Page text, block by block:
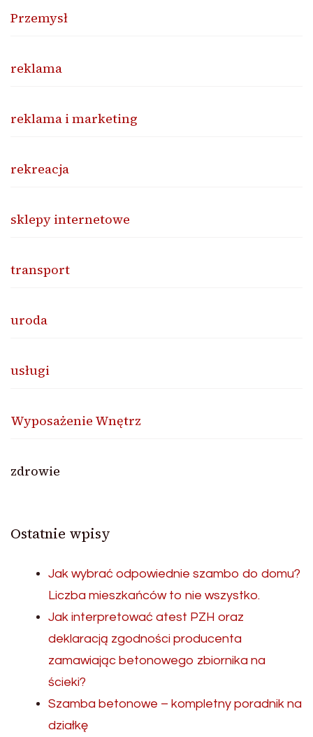
Przemysł
reklama
reklama i marketing
rekreacja
sklepy internetowe
transport
uroda
usługi
Wyposażenie Wnętrz
zdrowie
Ostatnie wpisy
Jak wybrać odpowiednie szambo do domu?
Liczba mieszkańców to nie wszystko.
Jak interpretować atest PZH oraz
deklaracją zgodności producenta
zamawiając betonowego zbiornika na
ścieki?
Szamba betonowe – kompletny poradnik na
działkę